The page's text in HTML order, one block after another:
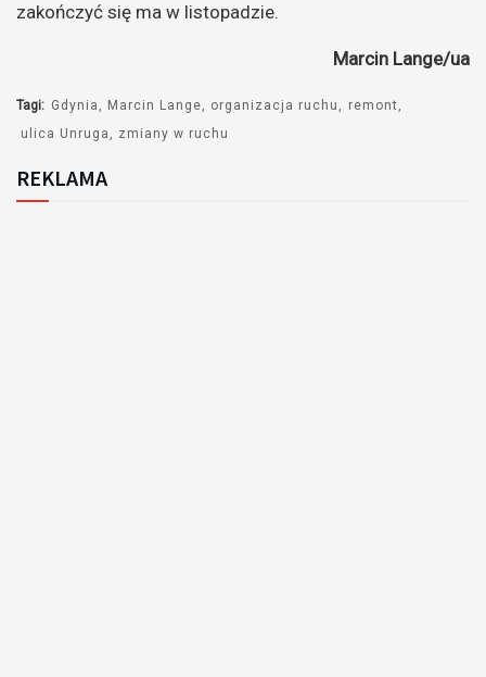
zakończyć się ma w listopadzie.
Marcin Lange/ua
Tagi: Gdynia Marcin Lange organizacja ruchu
remont
ulica Unruga
zmiany w ruchu
REKLAMA